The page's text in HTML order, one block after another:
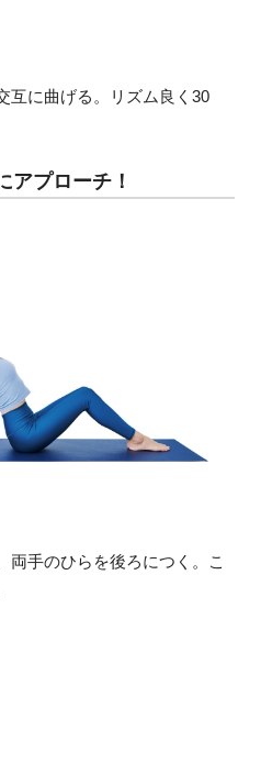
互に曲げる。リズム良く30
アプローチ！
両手のひらを後ろにつく。こ